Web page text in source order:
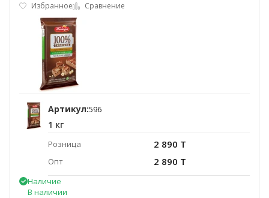
Избранное Сравнение
Артикул:596
1 кг
Розница 2 890 T
Опт 2 890 T
Наличие
В наличии